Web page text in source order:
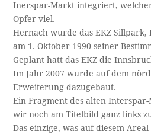
Inerspar-Markt integriert,
Opfer viel.
Hernach wurde das EKZ
am 1. Oktober 1990 seiner
Geplant hatt das EKZ die
Im Jahr 2007 wurde auf dem
Erweiterung dazugebaut.
Ein Fragment des alten
wir noch am Titelbild ganz links
Das einzige, was auf diesem